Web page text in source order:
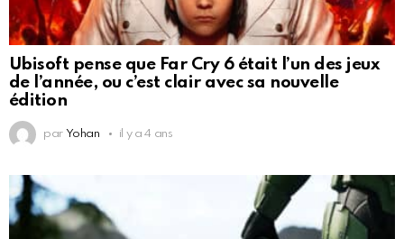
Ubisoft pense que Far Cry 6 était l’un des jeux
de l’année, ou c’est clair avec sa nouvelle
édition
par Yohan il y a 4 ans